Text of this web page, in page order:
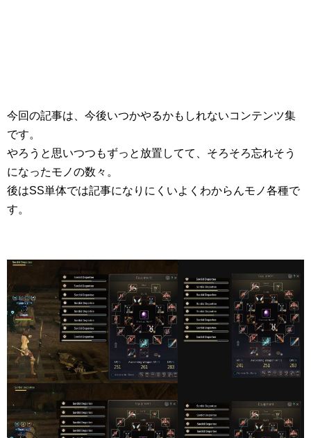
今回の記事は、今後いつかやるかもしれないコンテンツ集
です。
やろうと思いつつもずっと放置してて、そろそろ忘れそう
になったモノの数々。
後はSS単体では記事になりにくいよくわからんモノ各種で
す。